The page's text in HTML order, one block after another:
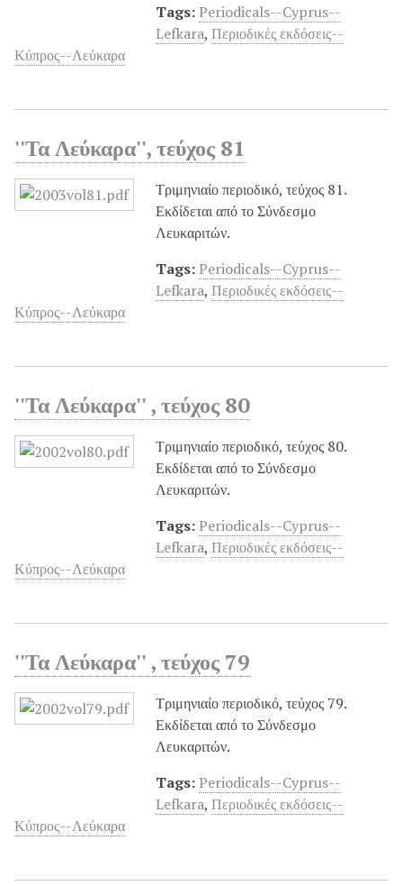
Tags: Periodicals--Cyprus--
Lefkara, Περιοδικές εκδόσεις--
Κύπρος--Λεύκαρα
''Τα Λεύκαρα'', τεύχος 81
Τριμηνιαίο περιοδικό, τεύχος 81.
Εκδίδεται από το Σύνδεσμο
Λευκαριτών.
Tags: Periodicals--Cyprus--
Lefkara, Περιοδικές εκδόσεις--
Κύπρος--Λεύκαρα
''Τα Λεύκαρα'' , τεύχος 80
Τριμηνιαίο περιοδικό, τεύχος 80.
Εκδίδεται από το Σύνδεσμο
Λευκαριτών.
Tags: Periodicals--Cyprus--
Lefkara, Περιοδικές εκδόσεις--
Κύπρος--Λεύκαρα
''Τα Λεύκαρα'' , τεύχος 79
Τριμηνιαίο περιοδικό, τεύχος 79.
Εκδίδεται από το Σύνδεσμο
Λευκαριτών.
Tags: Periodicals--Cyprus--
Lefkara, Περιοδικές εκδόσεις--
Κύπρος--Λεύκαρα